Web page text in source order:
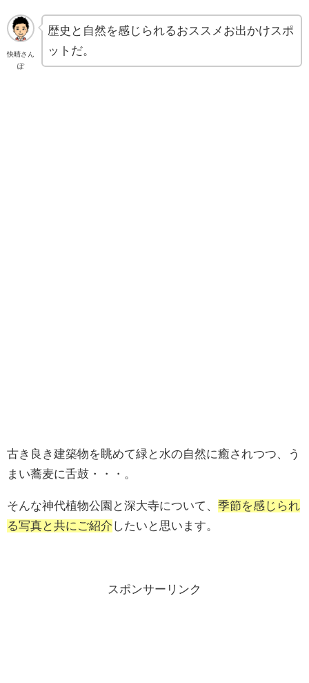
快晴さん
ぽ
歴史と自然を感じられるおススメお出かけスポ
ットだ。
古き良き建築物を眺めて緑と水の自然に癒されつつ、う
まい蕎麦に舌鼓・・・。
そんな神代植物公園と深大寺について、 季節を感じられ
る写真と共にご紹介 したいと思います。
スポンサーリンク